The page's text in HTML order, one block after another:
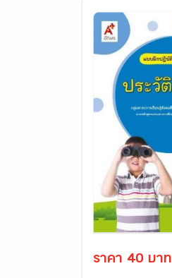
ราคา 40 บาท